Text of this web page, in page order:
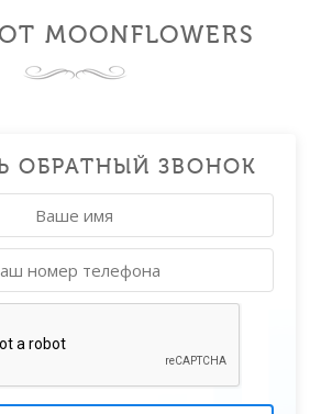
MOONFLOWERS
ОБРАТНЫЙ ЗВОНОК